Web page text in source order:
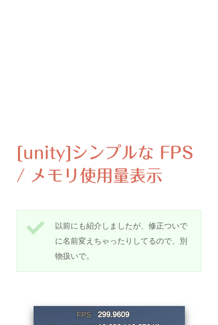
[unity]シンプルな FPS
/ メモリ使用量表示
以前にも紹介しましたが、修正ついで
に名前変えちゃったりしてるので、別
物扱いで。